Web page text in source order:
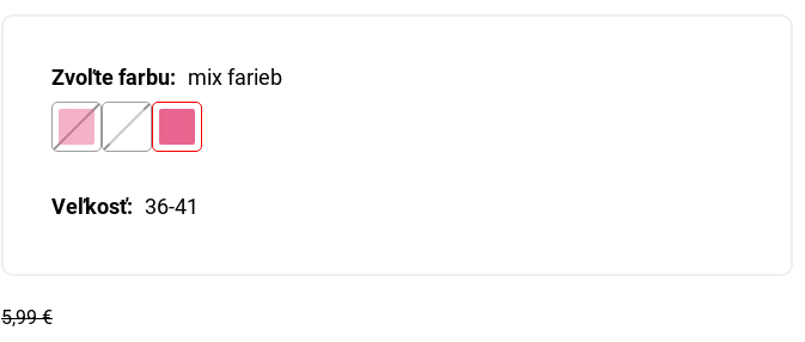
Zvoľte farbu: mix farieb
Veľkosť: 36-41
5,99 €